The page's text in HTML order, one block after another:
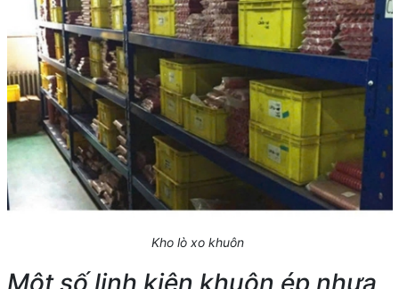
Kho lò xo khuôn
Một số linh kiện khuôn ép nhựa